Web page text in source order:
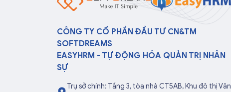
CÔNG TY CỔ PHẦN ĐẦU TƯ CN&TM
SOFTDREAMS
EASYHRM - TỰ ĐỘNG HÓA QUẢN TRỊ NHÂN
SỰ
Trụ sở chính: Tầng 3, tòa nhà CT5AB, Khu đô thị Văn